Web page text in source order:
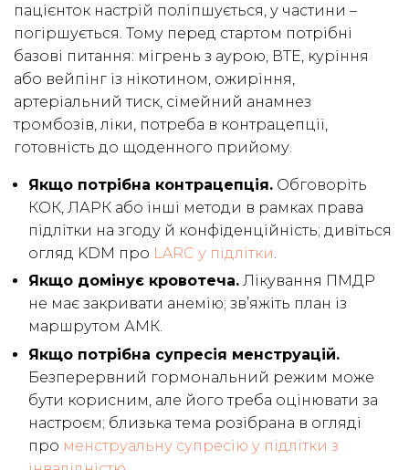
пацієнток настрій поліпшується, у частини –
погіршується. Тому перед стартом потрібні
базові питання: мігрень з аурою, ВТЕ, куріння
або вейпінг із нікотином, ожиріння,
артеріальний тиск, сімейний анамнез
тромбозів, ліки, потреба в контрацепції,
готовність до щоденного прийому.
Якщо потрібна контрацепція. Обговоріть
КОК, ЛАРК або інші методи в рамках права
підлітки на згоду й конфіденційність; дивіться
огляд KDM про LARC у підлітки
Якщо домінує кровотеча. Лікування ПМДР
не має закривати анемію; зв’яжіть план із
маршрутом АМК.
Якщо потрібна супресія менструацій.
Безперервний гормональний режим може
бути корисним, але його треба оцінювати за
настроєм; близька тема розібрана в огляді
про менструальну супресію у підлітки з